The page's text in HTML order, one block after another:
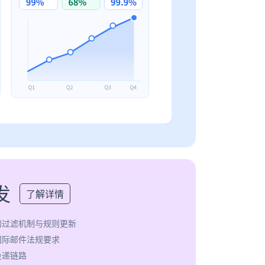
了解详情
滤机制与规则更新
邮件法规要求
链路